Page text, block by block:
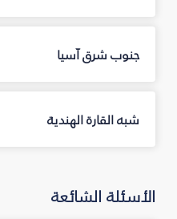
جنوب شرق آسيا
شبه القارة الهندية
الأسئلة الشائعة